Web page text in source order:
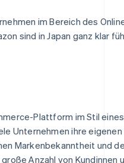
im Bereich des
sind in Japan ganz klar
Plattform im Stil eines
Unternehmen ihre
Markenbekanntheit und
Anzahl von Kundinnen